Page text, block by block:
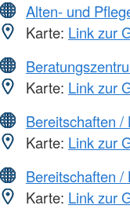
Alten- und
Karte: Link zur
Karte: Link zur
Bereitschaften /
Karte: Link zur
Bereitschaften /
Karte: Link zur